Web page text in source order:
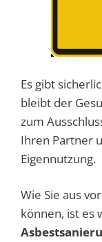
Es gibt
bleibt der
zum
Ihren Partner
Eigennutzung.
Wie Sie aus
können, ist es